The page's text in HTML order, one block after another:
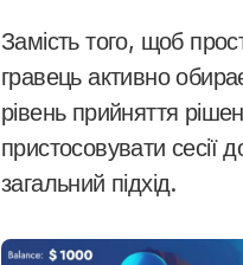
Замість того, щоб
гравець активно
рівень прийняття
пристосовувати сесії
загальний підхід.